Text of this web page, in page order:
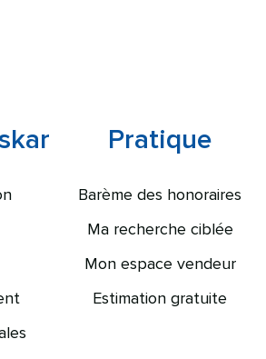
Pratique
Barème des honoraires
Ma recherche ciblée
Mon espace vendeur
Estimation gratuite